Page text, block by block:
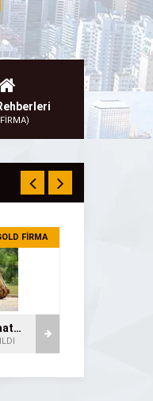
FİRMA
Akyurt Kiralık Kepçe – Saatlik Kepçe